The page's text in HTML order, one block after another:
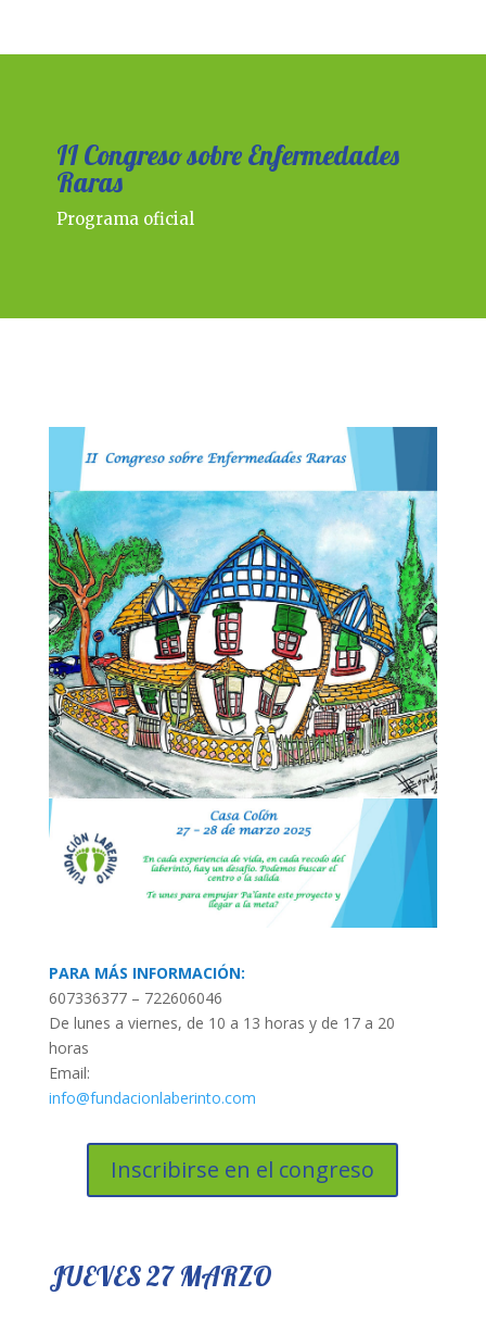
II Congreso sobre Enfermedades
Raras
Programa oficial
PARA MÁS INFORMACIÓN:
607336377 – 722606046
De lunes a viernes, de 10 a 13 horas y de 17 a 20
horas
Email:
info@fundacionlaberinto.com
Inscribirse en el congreso
JUEVES 27 MARZO